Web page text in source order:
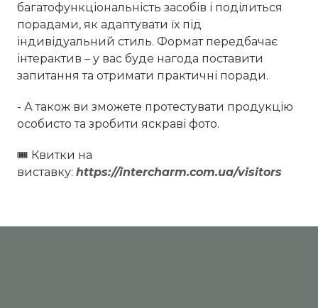
багатофункціональність засобів і поділиться
порадами, як адаптувати їх під
індивідуальний стиль. Формат передбачає
інтерактив – у вас буде нагода поставити
запитання та отримати практичні поради.
- А також ви зможете протестувати продукцію
особисто та зробити яскраві фото.
🎟️ Квитки на
виставку: https://intercharm.com.ua/visitors